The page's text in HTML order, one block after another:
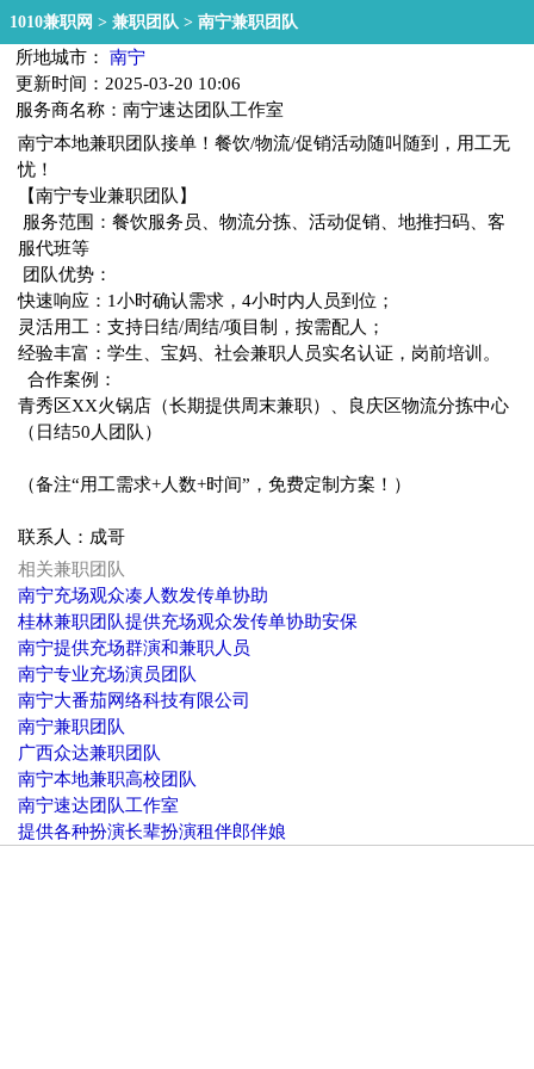
1010兼职网 > 兼职团队 > 南宁兼职团队
所地城市：南宁
更新时间：2025-03-20 10:06
服务商名称：南宁速达团队工作室
南宁本地兼职团队接单！餐饮/物流/促销活动随叫随到，用工无
忧！
【南宁专业兼职团队】
服务范围：餐饮服务员、物流分拣、活动促销、地推扫码、客
服代班等
团队优势：
快速响应：1小时确认需求，4小时内人员到位；
灵活用工：支持日结/周结/项目制，按需配人；
经验丰富：学生、宝妈、社会兼职人员实名认证，岗前培训。
合作案例：
青秀区XX火锅店（长期提供周末兼职）、良庆区物流分拣中心
（日结50人团队）
（备注“用工需求+人数+时间”，免费定制方案！）
联系人：成哥
相关兼职团队
南宁充场观众凑人数发传单协助
桂林兼职团队提供充场观众发传单协助安保
南宁提供充场群演和兼职人员
南宁专业充场演员团队
南宁大番茄网络科技有限公司
南宁兼职团队
广西众达兼职团队
南宁本地兼职高校团队
南宁速达团队工作室
提供各种扮演长辈扮演租伴郎伴娘